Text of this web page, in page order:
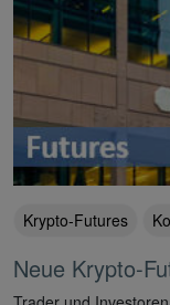
Krypto-Futures
Neue Krypto-